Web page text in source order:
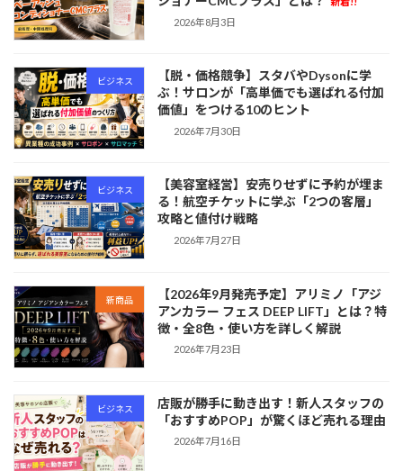
2026年8月3日
ビジネス
【脱・価格競争】スタバやDysonに学
ぶ！サロンが「高単価でも選ばれる付加
価値」をつける10のヒント
2026年7月30日
ビジネス
【美容室経営】安売りせずに予約が埋ま
る！航空チケットに学ぶ「2つの客層」
攻略と値付け戦略
2026年7月27日
新商品
【2026年9月発売予定】アリミノ「アジ
アンカラー フェス DEEP LIFT」とは？特
徴・全8色・使い方を詳しく解説
2026年7月23日
ビジネス
店販が勝手に動き出す！新人スタッフの
「おすすめPOP」が驚くほど売れる理由
2026年7月16日